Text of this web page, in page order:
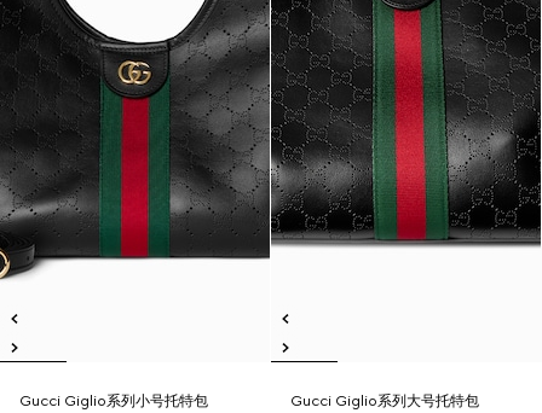
Gucci Giglio系列小号托特包
Gucci Giglio系列大号托特包